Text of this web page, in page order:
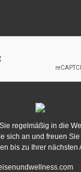
regelmäßig in die
sich an und freuen
bis zu Ihrer nächsten